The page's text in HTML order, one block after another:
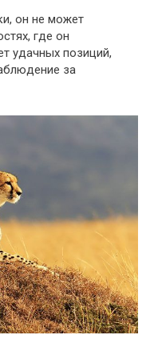
он не может
где он
удачных позиций,
за